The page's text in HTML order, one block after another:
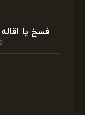
فسخ یا